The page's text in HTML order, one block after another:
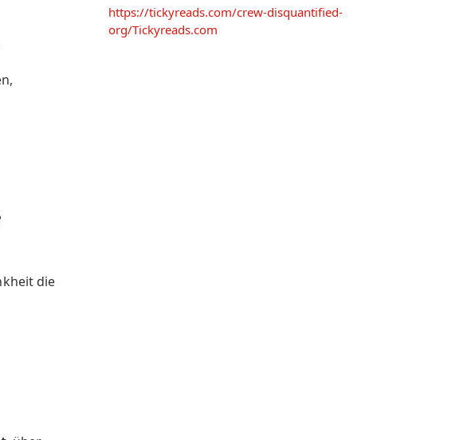
die
https://tickyreads.com/crew-disquantified-
org/Tickyreads.com